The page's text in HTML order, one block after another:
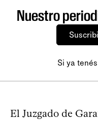
Nuestro
Si ya
El Juzgado de